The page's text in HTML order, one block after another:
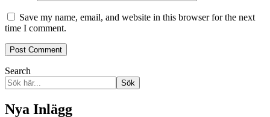
Save my name, email, and website in this browser for the next
time I comment.
Search
Sök
Nya Inlägg